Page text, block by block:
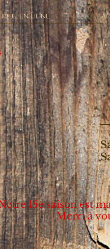
EN LIGNE
15e saison est
Merci à